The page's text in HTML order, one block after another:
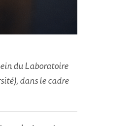
du Laboratoire
dans le cadre